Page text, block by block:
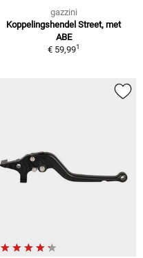
gazzini
Koppelingshendel Street, met
ABE
€ 59,991